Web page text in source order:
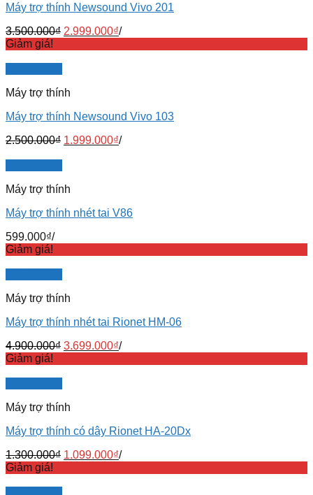
Máy trợ thính Newsound Vivo 201
3.500.000₫ 2.999.000₫/
Giảm giá!
Máy trợ thính
Máy trợ thính Newsound Vivo 103
2.500.000₫ 1.999.000₫/
Máy trợ thính
Máy trợ thính nhét tai V86
599.000₫/
Giảm giá!
Máy trợ thính
Máy trợ thính nhét tai Rionet HM-06
4.900.000₫ 3.699.000₫/
Giảm giá!
Máy trợ thính
Máy trợ thính có dây Rionet HA-20Dx
1.300.000₫ 1.099.000₫/
Giảm giá!